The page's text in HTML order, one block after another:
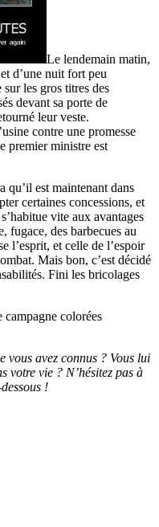
Le lendemain matin,
d’une nuit fort peu
les gros titres des
devant sa porte de
leur veste.
contre une promesse
premier ministre est
qu’il est maintenant dans
certaines concessions, et
vite aux avantages
fugace, des barbecues au
l’esprit, et celle de l’espoir
Mais bon, c’est décidé
Fini les bricolages
campagne colorées
vous avez connus ? Vous lui
votre vie ? N’hésitez pas à
!